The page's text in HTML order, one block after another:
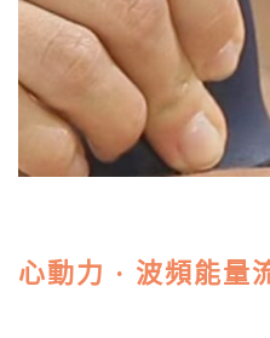
心動力 · 波頻能量